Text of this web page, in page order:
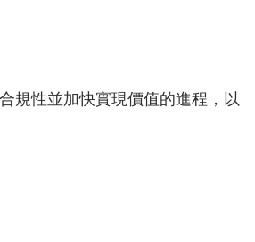
規性並加快實現價值的進程，以